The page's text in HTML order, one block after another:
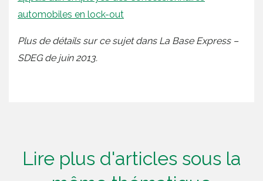
automobiles en lock-out
Plus de détails sur ce sujet dans La Base Express –
SDEG de juin 2013.
Lire plus d'articles sous la